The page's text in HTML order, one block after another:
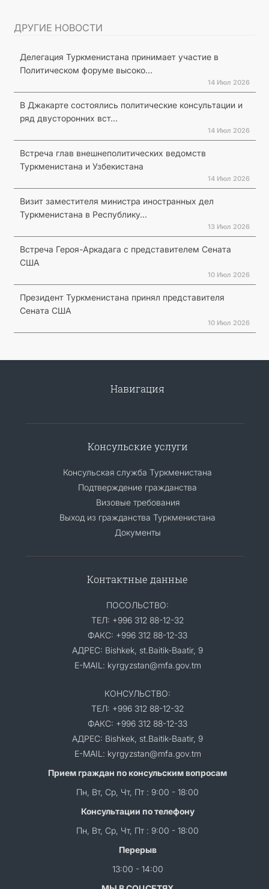
ДРУГИЕ НОВОСТИ
Делегация Туркменистана принимает участие в
Политическом форуме высоко...
14 Июл 2026
В Джакарте состоялись политические консультации и
ряд двусторонних вст...
14 Июл 2026
Встреча глав внешнеполитических ведомств
Туркменистана и Узбекистана
14 Июл 2026
Визит заместителя министра иностранных дел
Туркменистана в Республику...
13 Июл 2026
Встреча Героя-Аркадага с представителем Сената
США
10 Июл 2026
Президент Туркменистана принял представителя
Сената США
10 Июл 2026
Навигация
Консульские услуги
Консульская служба Туркменистана
Подтверждение гражданства
Визовые требования
Выход из гражданства Туркменистана
Документы
Контактные данные
ПОСОЛЬСТВО:
ТЕЛ: +996 312 88-12-32
ФАКС: +996 312 88-12-33
АДРЕС: Bishkek, st.Baitik-Baatir, 9
E-MAIL: kyrgyzstan@mfa.gov.tm
КОНСУЛЬСТВО:
ТЕЛ: +996 312 88-12-32
ФАКС: +996 312 88-12-33
АДРЕС: Bishkek, st.Baitik-Baatir, 9
E-MAIL: kyrgyzstan@mfa.gov.tm
Прием граждан по консульским вопросам
Пн, Вт, Ср, Чт, Пт : 9:00 - 18:00
Консультации по телефону
Пн, Вт, Ср, Чт, Пт : 9:00 - 18:00
Перерыв
13:00 - 14:00